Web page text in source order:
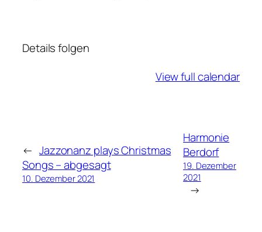
d
Details folgen
View full calendar
← Jazzonanz plays Christmas
Songs – abgesagt
10. Dezember 2021
Harmonie
Berdorf
19. Dezember
2021
→